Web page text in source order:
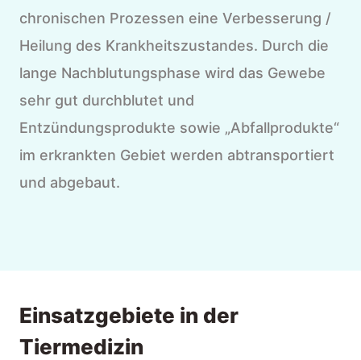
chronischen Prozessen eine Verbesserung /
Heilung des Krankheitszustandes. Durch die
lange Nachblutungsphase wird das Gewebe
sehr gut durchblutet und
Entzündungsprodukte sowie „Abfallprodukte“
im erkrankten Gebiet werden abtransportiert
und abgebaut.
Einsatzgebiete in der
Tiermedizin